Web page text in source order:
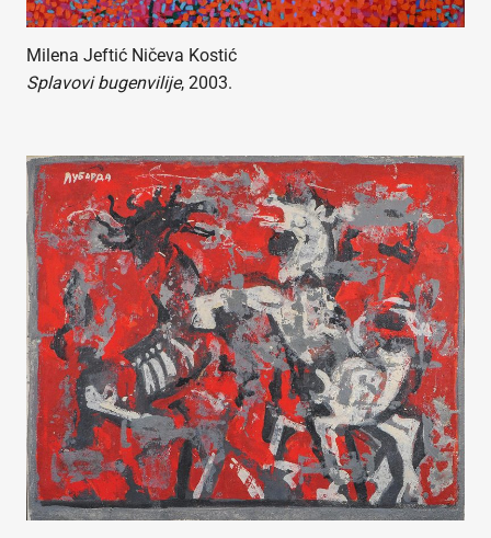
Milena Jeftić Ničeva Kostić
Splavovi bugenvilije, 2003.